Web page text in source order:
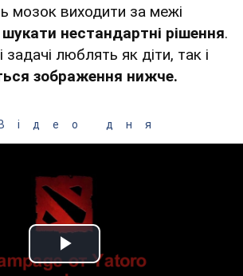
мозок виходити за межі
шукати нестандартні рішення.
люблять як діти, так і
зображення нижче.
Відео дня
Play Video